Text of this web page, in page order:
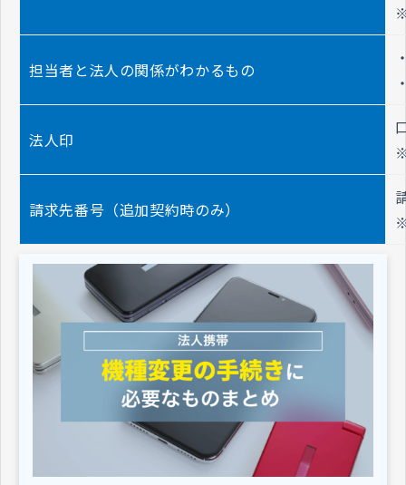
担当者と法人の関係がわかるもの
法人印
請求先番号（追加契約時のみ）